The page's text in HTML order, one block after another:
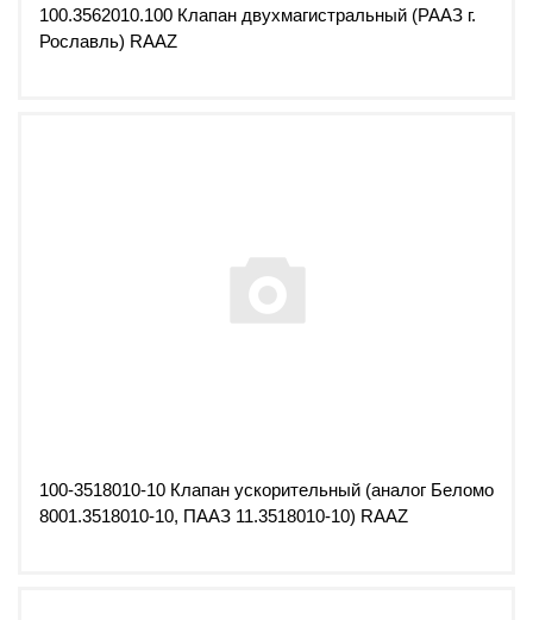
100.3562010.100 Клапан двухмагистральный (РААЗ г.
Рославль) RAAZ
100-3518010-10 Клапан ускорительный (аналог Беломо
8001.3518010-10, ПААЗ 11.3518010-10) RAAZ